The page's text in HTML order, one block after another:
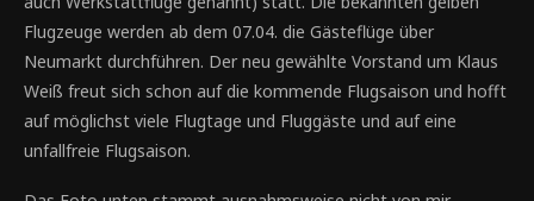
Flugzeuge werden ab dem 07.04. die Gästeflüge über
Neumarkt durchführen. Der neu gewählte Vorstand um Klaus
Weiß freut sich schon auf die kommende Flugsaison und hofft
auf möglichst viele Flugtage und Fluggäste und auf eine
unfallfreie Flugsaison.